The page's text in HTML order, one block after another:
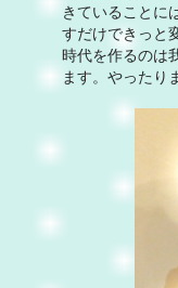
きていることに
すだけできっと
時代を作るのは
ます。やったり